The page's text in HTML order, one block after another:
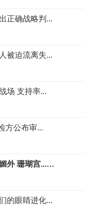
正确战略判...
被迫流离失...
场 支持率...
方公布审...
外 珊瑚宫...…
的眼睛进化...